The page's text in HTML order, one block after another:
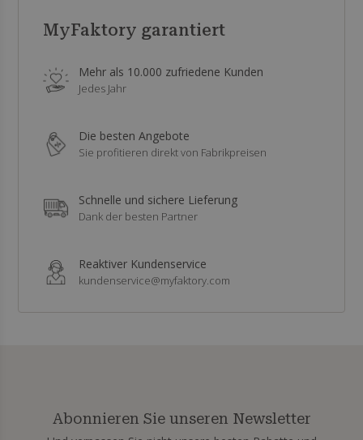
MyFaktory garantiert
Mehr als 10.000 zufriedene Kunden
Jedes Jahr
Die besten Angebote
Sie profitieren direkt von Fabrikpreisen
Schnelle und sichere Lieferung
Dank der besten Partner
Reaktiver Kundenservice
kundenservice@myfaktory.com
Abonnieren Sie unseren Newsletter